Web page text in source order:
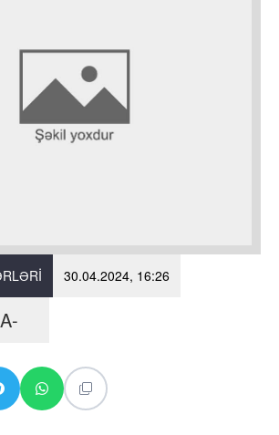
30.04.2024, 16:26
A-